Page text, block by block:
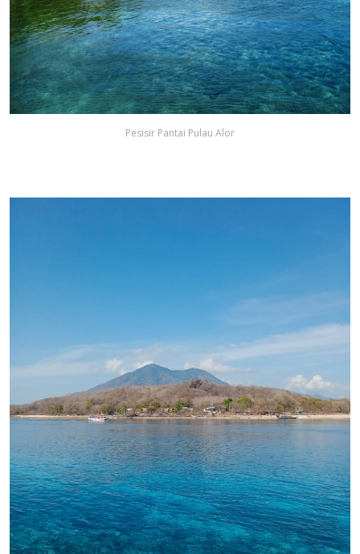
Pesisir Pantai Pulau Alor